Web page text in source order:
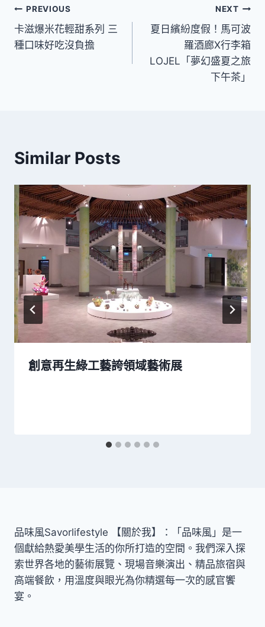
文
章
PREVIOUS
卡滋爆米花輕甜系列 三
種口味好吃沒負擔
NEXT
夏日繽紛度假！馬可波
羅酒廊X行李箱
LOJEL「夢幻盛夏之旅
下午茶」
Similar Posts
創意再生綠工藝誇領域藝術展
品味風Savorlifestyle 【關於我】：「品味風」是一
個獻給熱愛美學生活的你所打造的空間。我們深入探
索世界各地的藝術展覽、現場音樂演出、精品旅宿與
高端餐飲，用溫度與眼光為你精選每一次的感官饗
宴。